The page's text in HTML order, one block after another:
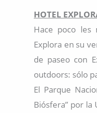
HOTEL
Hace poco les
Explora en su
de paseo con
outdoors: sólo
El Parque
Biósfera” por la